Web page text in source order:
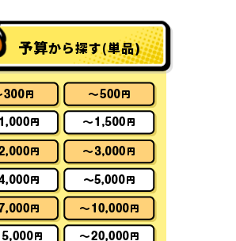
予算から探す(単品)